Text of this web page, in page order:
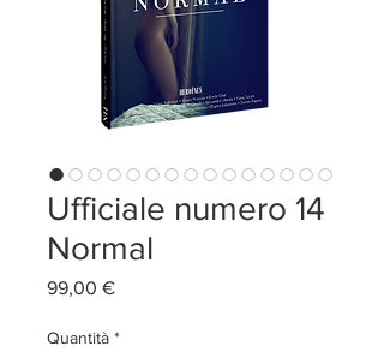
Ufficiale numero 14
Normal
99,00 €Prezzo
Quantità *